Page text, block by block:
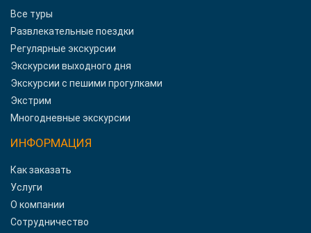
Все туры
Развлекательные поездки
Регулярные экскурсии
Экскурсии выходного дня
Экскурсии с пешими прогулками
Экстрим
Многодневные экскурсии
ИНФОРМАЦИЯ
Как заказать
Услуги
О компании
Сотрудничество